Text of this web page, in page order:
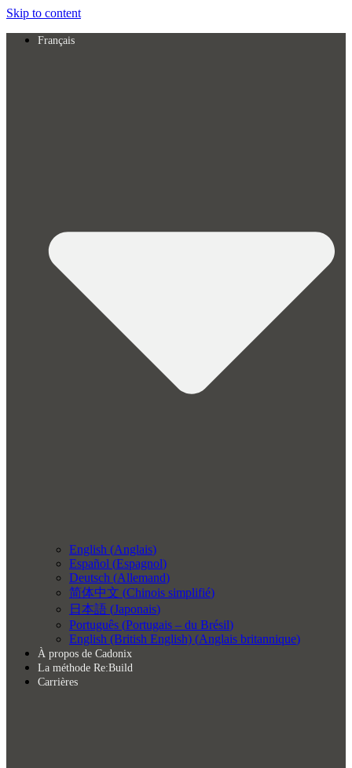
Skip to content
Français
English (Anglais)
Español (Espagnol)
Deutsch (Allemand)
简体中文 (Chinois simplifié)
日本語 (Japonais)
Português (Portugais – du Brésil)
English (British English) (Anglais britannique)
À propos de Cadonix
La méthode Re:Build
Carrières